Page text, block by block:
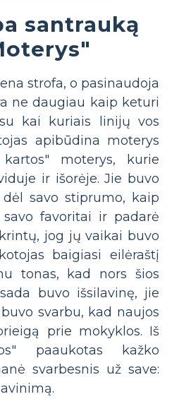
santrauką
strofa, o pasinaudoja
ne daugiau kaip keturi
kai kuriais linijų vos
apibūdina moterys
moterys, kurie
ir išorėje. Jie buvo
savo stiprumo, kaip
favoritai ir padarė
jog jų vaikai buvo
baigiasi eilėraštį
tonas, kad nors šios
buvo išsilavinę, jie
svarbu, kad naujos
prie mokyklos. Iš
paaukotas kažko
svarbesnis už save: